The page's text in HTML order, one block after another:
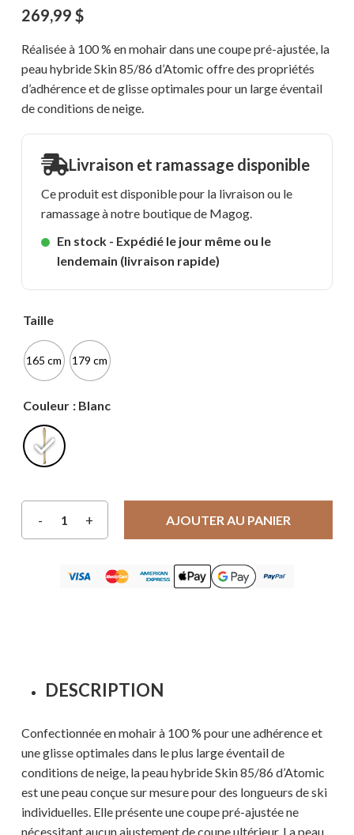
269,99 $
Réalisée à 100 % en mohair dans une coupe pré-ajustée, la
peau hybride Skin 85/86 d’Atomic offre des propriétés
d’adhérence et de glisse optimales pour un large éventail
de conditions de neige.
Livraison et ramassage disponible
Ce produit est disponible pour la livraison ou le
ramassage à notre boutique de Magog.
En stock - Expédié le jour même ou le
lendemain (livraison rapide)
Taille
165 cm 179 cm
Couleur : Blanc
AJOUTER AU PANIER
DESCRIPTION
Confectionnée en mohair à 100 % pour une adhérence et
une glisse optimales dans le plus large éventail de
conditions de neige, la peau hybride Skin 85/86 d’Atomic
est une peau conçue sur mesure pour des longueurs de ski
individuelles. Elle présente une coupe pré-ajustée ne
nécessitant aucun ajustement de coupe ultérieur. La peau